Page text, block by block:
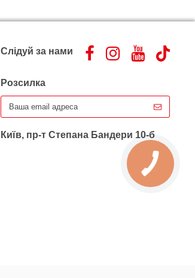
Слідуй за нами
Розсилка
Київ, пр-т Степана Бандери 10-б